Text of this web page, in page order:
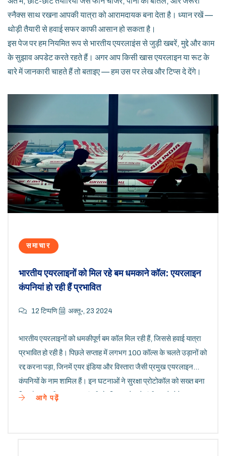
स्नैक्स साथ रखना आपकी यात्रा को आरामदायक बना देता है। ध्यान रखें —
थोड़ी तैयारी से हवाई सफर काफी आसान हो सकता है।
इस पेज पर हम नियमित रूप से भारतीय एयरलाइंस से जुड़ी खबरें, मुद्दे और काम
के सुझाव अपडेट करते रहते हैं। अगर आप किसी खास एयरलाइन या रूट के
बारे में जानकारी चाहते हैं तो बताइए — हम उस पर लेख और टिप्स दे देंगे।
समाचार
भारतीय एयरलाइनों को मिल रहे बम धमकाने कॉल: एयरलाइन
कंपनियां हो रही हैं प्रभावित
12 टिप्पणि अक्तू॰, 23 2024
भारतीय एयरलाइनों को धमकीपूर्ण बम कॉल मिल रही हैं, जिससे हवाई यात्रा
प्रभावित हो रही है। पिछले सप्ताह में लगभग 100 कॉल्स के चलते उड़ानों को
रद्द करना पड़ा, जिनमें एयर इंडिया और विस्तारा जैसी प्रमुख एयरलाइन
कंपनियों के नाम शामिल हैं। इन घटनाओं ने सुरक्षा प्रोटोकॉल को सख्त बना
दिया है। भारतीय उड्डयन मंत्री मो. किन्नपू ने इसे गंभीरता से लेते हुए सुरक्षा
आगे पढ़ें